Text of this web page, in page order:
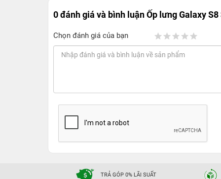
0 đánh giá và bình luậnỐp lưng Galaxy
Chọn đánh giá của bạn
TRẢ GÓP 0% LÃI SUẤT